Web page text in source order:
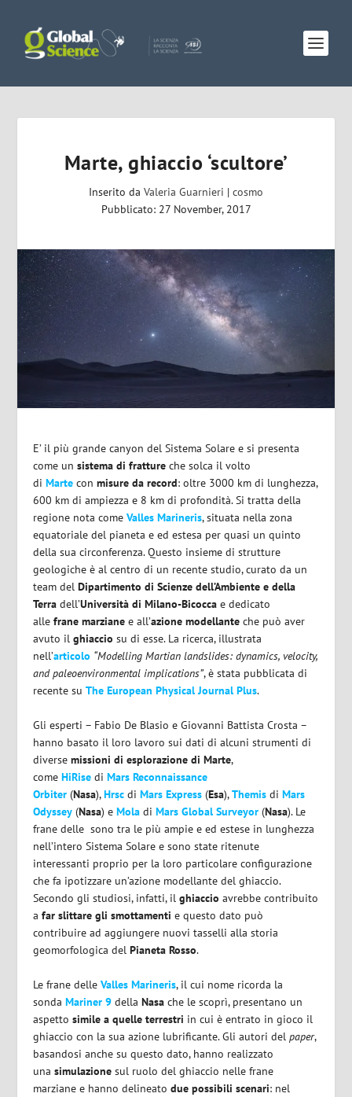
Marte, ghiaccio ‘scultore’
Inserito da Valeria Guarnieri | cosmo
Pubblicato: 27 November, 2017
E’ il più grande canyon del Sistema Solare e si presenta
come unsistema di frattureche solca il volto
diMarte conmisure da record: oltre 3000 km di lunghezza,
600 km di ampiezza e 8 km di profondità. Si tratta della
regione nota comeValles Marineris, situata nella zona
equatoriale del pianeta e ed estesa per quasi un quinto
della sua circonferenza. Questo insieme di strutture
geologiche è al centro di un recente studio, curato da un
team delDipartimento di Scienze dell’Ambiente e della
Terra dell’Università di Milano-Bicocca e dedicato
allefrane marziane e all’azione modellante che può aver
avuto ilghiaccio su di esse. La ricerca, illustrata
nell’articolo “Modelling Martian landslides: dynamics, velocity,
and paleoenvironmental implications”, è stata pubblicata di
recente suThe European Physical Journal Plus.
Gli esperti – Fabio De Blasio e Giovanni Battista Crosta –
hanno basato il loro lavoro sui dati di alcuni strumenti di
diversemissioni di esplorazione di Marte,
comeHiRise diMars Reconnaissance
Orbiter (Nasa),Hrsc diMars Express (Esa),Themis diMars
Odyssey (Nasa) eMola diMars Global Surveyor (Nasa). Le
frane delle sono tra le più ampie e ed estese in lunghezza
nell’intero Sistema Solare e sono state ritenute
interessanti proprio per la loro particolare configurazione
che fa ipotizzare un’azione modellante del ghiaccio.
Secondo gli studiosi, infatti, ilghiaccio avrebbe contribuito
afar slittare gli smottamenti e questo dato può
contribuire ad aggiungere nuovi tasselli alla storia
geomorfologica delPianeta Rosso.
Le frane delleValles Marineris, il cui nome ricorda la
sondaMariner 9 dellaNasache le scoprì, presentano un
aspettosimile a quelle terrestri in cui è entrato in gioco il
ghiaccio con la sua azione lubrificante. Gli autori delpaper,
basandosi anche su questo dato, hanno realizzato
unasimulazione sul ruolo del ghiaccio nelle frane
marziane e hanno delineatodue possibili scenari: nel